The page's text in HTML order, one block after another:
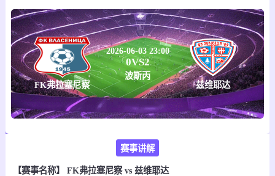
FK弗拉塞尼察
2026-06-03 23:00
0VS2
波斯丙
兹维耶达
赛事讲解
【赛事名称】 FK弗拉塞尼察 vs 兹维耶达